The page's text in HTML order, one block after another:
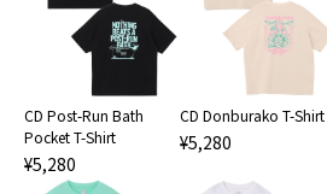
CD Post-Run Bath
Pocket T-Shirt
¥5,280
CD Donburako T-Shirt
¥5,280